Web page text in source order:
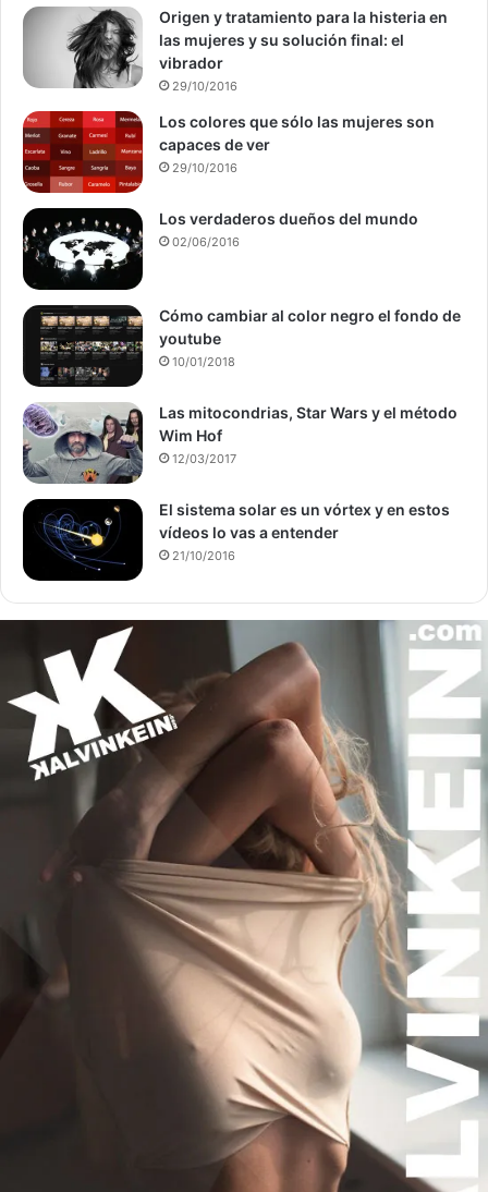
Origen y tratamiento para la histeria en
las mujeres y su solución final: el
vibrador
29/10/2016
Los colores que sólo las mujeres son
capaces de ver
29/10/2016
Los verdaderos dueños del mundo
02/06/2016
Cómo cambiar al color negro el fondo de
youtube
10/01/2018
Las mitocondrias, Star Wars y el método
Wim Hof
12/03/2017
El sistema solar es un vórtex y en estos
vídeos lo vas a entender
21/10/2016